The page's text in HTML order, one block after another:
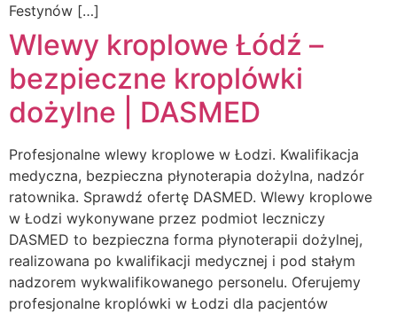
Festynów […]
Wlewy kroplowe Łódź –
bezpieczne kroplówki
dożylne | DASMED
Profesjonalne wlewy kroplowe w Łodzi. Kwalifikacja
medyczna, bezpieczna płynoterapia dożylna, nadzór
ratownika. Sprawdź ofertę DASMED. Wlewy kroplowe
w Łodzi wykonywane przez podmiot leczniczy
DASMED to bezpieczna forma płynoterapii dożylnej,
realizowana po kwalifikacji medycznej i pod stałym
nadzorem wykwalifikowanego personelu. Oferujemy
profesjonalne kroplówki w Łodzi dla pacjentów